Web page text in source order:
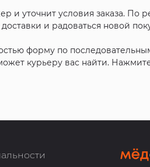
и уточнит условия заказа. По
и радоваться новой
форму по
курьеру вас найти.